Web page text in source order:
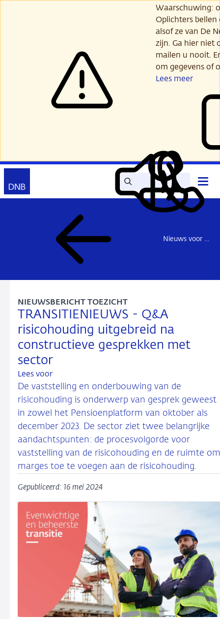
Waarschuwing:
Oplichters
alsof ze van De
zijn. Ga hier niet
mailen u nooit.
om gegevens of
Lees meer
Zoek Lees
voor
Mijn
DNB
Contact
Nieuws voor de sector
TRANSITIENIEUWS - Q&A
risicohouding uitgebreid na
constructieve gesprekken met
sector
NIEUWSBERICHT TOEZICHT
Lees voor
De vaststelling en onderbouwing van de
risicohouding is onderwerp van gesprek geweest
in zowel het Pensioenplatform van oktober als
december 2023. De sector ziet twee belangrijke
aandachtspunten: de procesvolgorde voor
vaststelling van de risicohouding en de ruimte om
marges toe te voegen aan de risicohouding.
Gepubliceerd: 16 mei 2024